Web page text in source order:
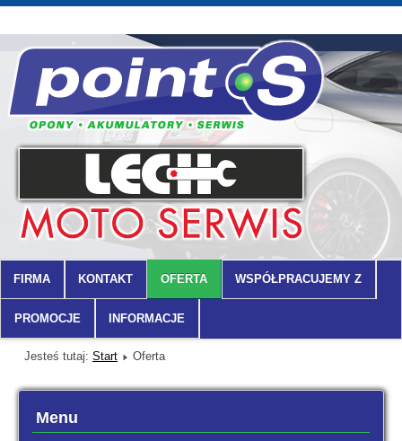
FIRMA KONTAKT OFERTA WSPÓŁPRACUJEMY Z
PROMOCJE INFORMACJE
Jesteś tutaj: Start Oferta
Menu